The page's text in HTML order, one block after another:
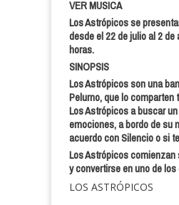
VER MUSICA
Los Astrópicos se
desde el 22 de julio al 2
horas.
SINOPSIS
Los Astrópicos son una
Pelurno, que lo
Los Astrópicos a buscar
emociones, a bordo de su
acuerdo con Silencio o si
Los Astrópicos
y convertirse en uno de
LOS ASTRÓPICOS